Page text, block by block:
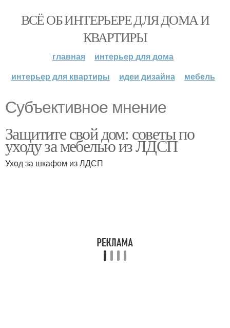
ВСЁ ОБ ИНТЕРЬЕРЕ ДЛЯ ДОМА И
КВАРТИРЫ
главная
интерьер для дома
интерьер для квартиры
идеи дизайна мебель
Субъективное мнение
Защитите свой дом: советы по
уходу за мебелью из ЛДСП
Уход за шкафом из ЛДСП